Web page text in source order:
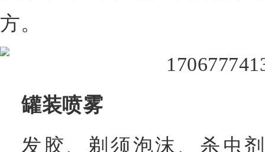
方。
罐装喷雾
发胶、剃须泡沫、杀虫